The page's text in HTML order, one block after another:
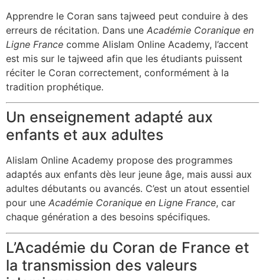
Apprendre le Coran sans tajweed peut conduire à des
erreurs de récitation. Dans une Académie Coranique en
Ligne France comme Alislam Online Academy, l’accent
est mis sur le tajweed afin que les étudiants puissent
réciter le Coran correctement, conformément à la
tradition prophétique.
Un enseignement adapté aux
enfants et aux adultes
Alislam Online Academy propose des programmes
adaptés aux enfants dès leur jeune âge, mais aussi aux
adultes débutants ou avancés. C’est un atout essentiel
pour une Académie Coranique en Ligne France, car
chaque génération a des besoins spécifiques.
L’Académie du Coran de France et
la transmission des valeurs